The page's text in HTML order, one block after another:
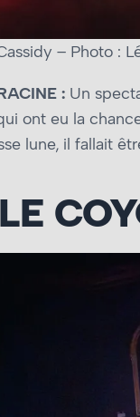
– Photo :
: Un
ont eu la
lune, il fallait